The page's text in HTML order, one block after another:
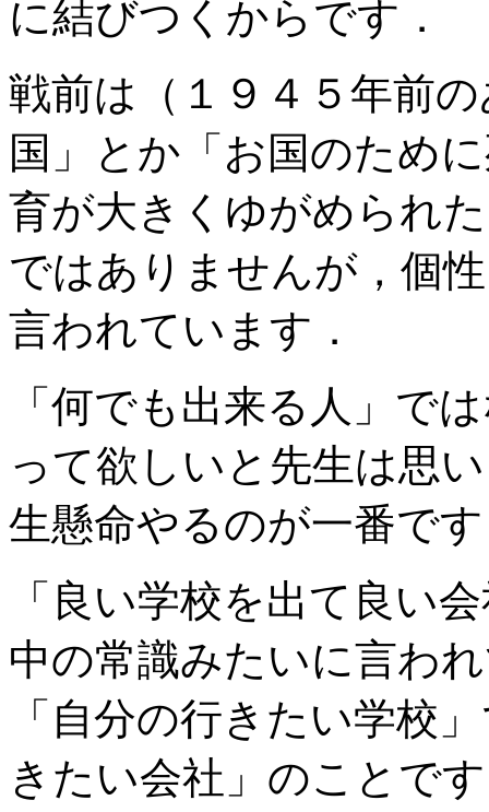
に結びつくからです．
戦前は（１９４５年前
国」とか「お国のため
育が大きくゆがめられ
ではありませんが，個
言われています．
「何でも出来る人」で
って欲しいと先生は思
生懸命やるのが一番で
「良い学校を出て良い
中の常識みたいに言わ
「自分の行きたい学校
きたい会社」のことで